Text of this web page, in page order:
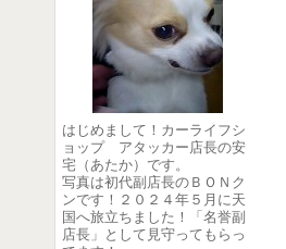
はじめまして！カーライフシ
ョップ アタッカー店長の安
宅（あたか）です。
写真は初代副店長のＢＯＮク
ンです！２０２４年５月に天
国へ旅立ちました！「名誉副
店長」として見守ってもらっ